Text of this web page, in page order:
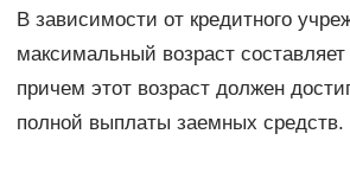
В зависимости от кредитного
максимальный возраст составляет
причем этот возраст должен
полной выплаты заемных средств.